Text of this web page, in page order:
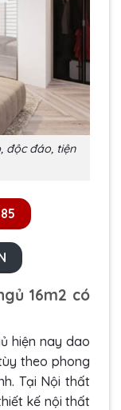
độc đáo, tiện
16m2 có
hiện nay dao
theo phong
Tại Nội thất
kế nội thất